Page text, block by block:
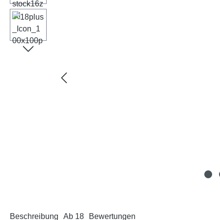
Beschreibung Ab 18 Bewertungen